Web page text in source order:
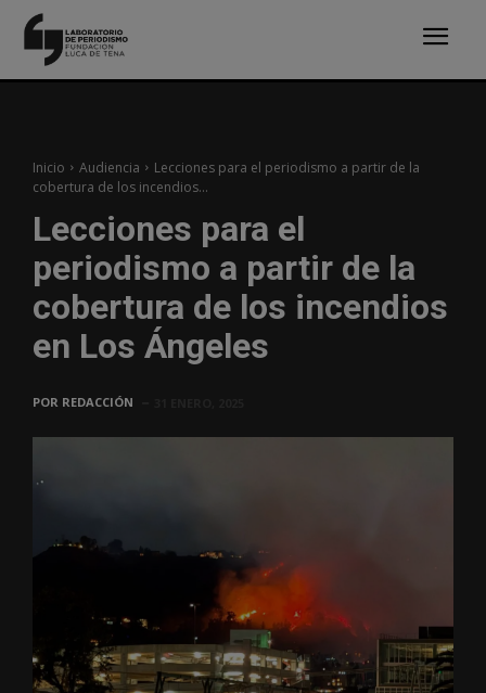
Inicio Audiencia
Lecciones para el periodismo a partir de la
cobertura de los incendios...
Lecciones para el
periodismo a partir de la
cobertura de los incendios
en Los Ángeles
POR REDACCIÓN